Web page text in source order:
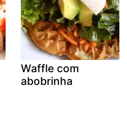
Waffle com
abobrinha